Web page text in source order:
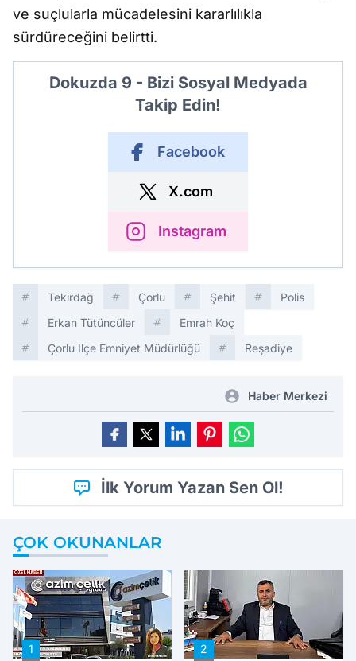
ve suçlularla mücadelesini kararlılıkla
sürdüreceğini belirtti.
Dokuzda 9 - Bizi Sosyal Medyada
Takip Edin!
Facebook
X.com
Instagram
Tekirdağ Çorlu Şehit
Polis
Erkan Tütüncüler
Emrah Koç
Çorlu Ilçe Emniyet Müdürlüğü
Reşadiye
Haber Merkezi
İlk Yorum Yazan Sen Ol!
ÇOK OKUNANLAR
1 2